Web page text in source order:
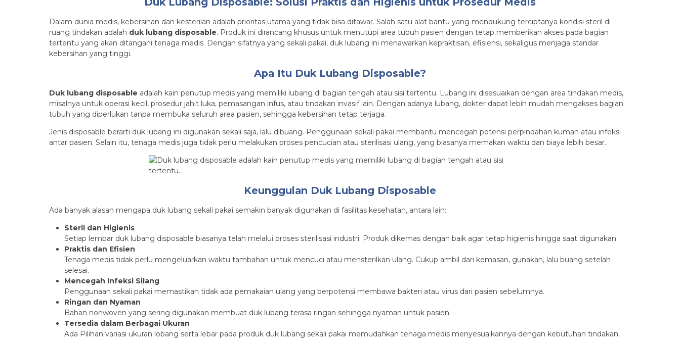
Dalam dunia medis, kebersihan dan kesterilan adalah prioritas utama yang tidak bisa ditawar. Salah satu alat bantu yang mendukung terciptanya kondisi steril di
ruang tindakan adalah duk lubang disposable. Produk ini dirancang khusus untuk menutupi area tubuh pasien dengan tetap memberikan akses pada bagian
tertentu yang akan ditangani tenaga medis. Dengan sifatnya yang sekali pakai, duk lubang ini menawarkan kepraktisan, efisiensi, sekaligus menjaga standar
kebersihan yang tinggi.
Apa Itu Duk Lubang Disposable?
Duk lubang disposable adalah kain penutup medis yang memiliki lubang di bagian tengah atau sisi tertentu. Lubang ini disesuaikan dengan area tindakan medis,
misalnya untuk operasi kecil, prosedur jahit luka, pemasangan infus, atau tindakan invasif lain. Dengan adanya lubang, dokter dapat lebih mudah mengakses bagian
tubuh yang diperlukan tanpa membuka seluruh area pasien, sehingga kebersihan tetap terjaga.
Jenis disposable berarti duk lubang ini digunakan sekali saja, lalu dibuang. Penggunaan sekali pakai membantu mencegah potensi perpindahan kuman atau infeksi
antar pasien. Selain itu, tenaga medis juga tidak perlu melakukan proses pencucian atau sterilisasi ulang, yang biasanya memakan waktu dan biaya lebih besar.
Keunggulan Duk Lubang Disposable
Ada banyak alasan mengapa duk lubang sekali pakai semakin banyak digunakan di fasilitas kesehatan, antara lain:
Steril dan Higienis
Setiap lembar duk lubang disposable biasanya telah melalui proses sterilisasi industri. Produk dikemas dengan baik agar tetap higienis hingga saat digunakan.
Praktis dan Efisien
Tenaga medis tidak perlu mengeluarkan waktu tambahan untuk mencuci atau mensterilkan ulang. Cukup ambil dari kemasan, gunakan, lalu buang setelah
selesai.
Mencegah Infeksi Silang
Penggunaan sekali pakai memastikan tidak ada pemakaian ulang yang berpotensi membawa bakteri atau virus dari pasien sebelumnya.
Ringan dan Nyaman
Bahan nonwoven yang sering digunakan membuat duk lubang terasa ringan sehingga nyaman untuk pasien.
Tersedia dalam Berbagai Ukuran
Ada Pilihan variasi ukuran lobang serta lebar pada produk duk lubang sekali pakai memudahkan tenaga medis menyesuaikannya dengan kebutuhan tindakan